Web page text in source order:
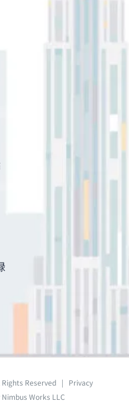
Reserved | Privacy
Nimbus Works LLC